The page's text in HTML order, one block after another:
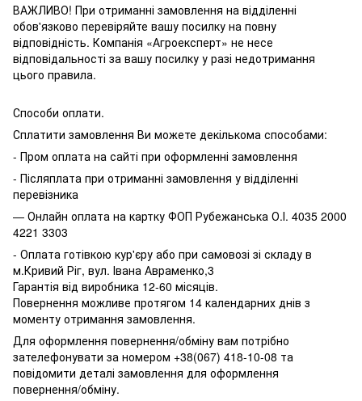
ВАЖЛИВО! При отриманні замовлення на відділенні
обов'язково перевіряйте вашу посилку на повну
відповідність. Компанія «Агроексперт» не несе
відповідальності за вашу посилку у разі недотримання
цього правила.
Способи оплати.
Сплатити замовлення Ви можете декількома способами:
- Пром оплата на сайті при оформленні замовлення
- Післяплата при отриманні замовлення у відділенні
перевізника
— Онлайн оплата на картку ФОП Рубежанська О.І. 4035 2000
4221 3303
- Оплата готівкою кур'єру або при самовозі зі складу в
м.Кривий Ріг, вул. Івана Авраменко,3
Гарантія від виробника 12-60 місяців.
Повернення можливе протягом 14 календарних днів з
моменту отримання замовлення.
Для оформлення повернення/обміну вам потрібно
зателефонувати за номером +38(067) 418-10-08 та
повідомити деталі замовлення для оформлення
повернення/обміну.